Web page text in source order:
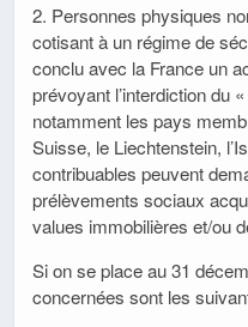
2. Personnes physiques
cotisant à un régime de
conclu avec la France un
prévoyant l’interdiction du
notamment les pays
Suisse, le Liechtenstein,
contribuables peuvent
prélèvements sociaux
values immobilières et/ou
Si on se place au 31
concernées sont les